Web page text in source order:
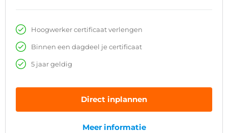
Hoogwerker certificaat verlengen
Binnen een dagdeel je certificaat
5 jaar geldig
Direct inplannen
Meer informatie